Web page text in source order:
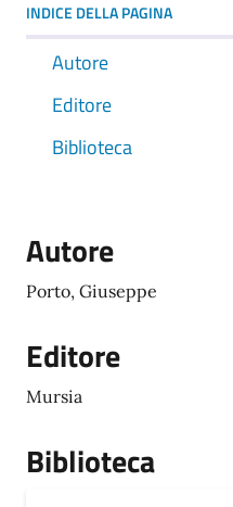
INDICE DELLA PAGINA
Autore
Editore
Biblioteca
Autore
Porto, Giuseppe
Editore
Mursia
Biblioteca